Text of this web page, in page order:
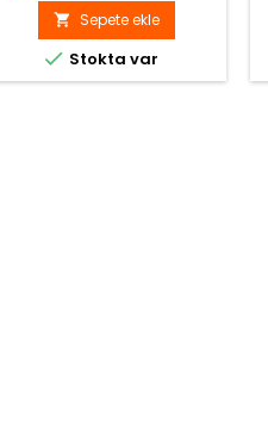
fiyat
 Sepete ekle
 Stokta var